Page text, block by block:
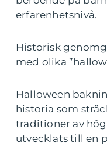
erfarenhetsnivå.
Historisk
med olika
Halloween
historia som
traditioner av
utvecklats till en